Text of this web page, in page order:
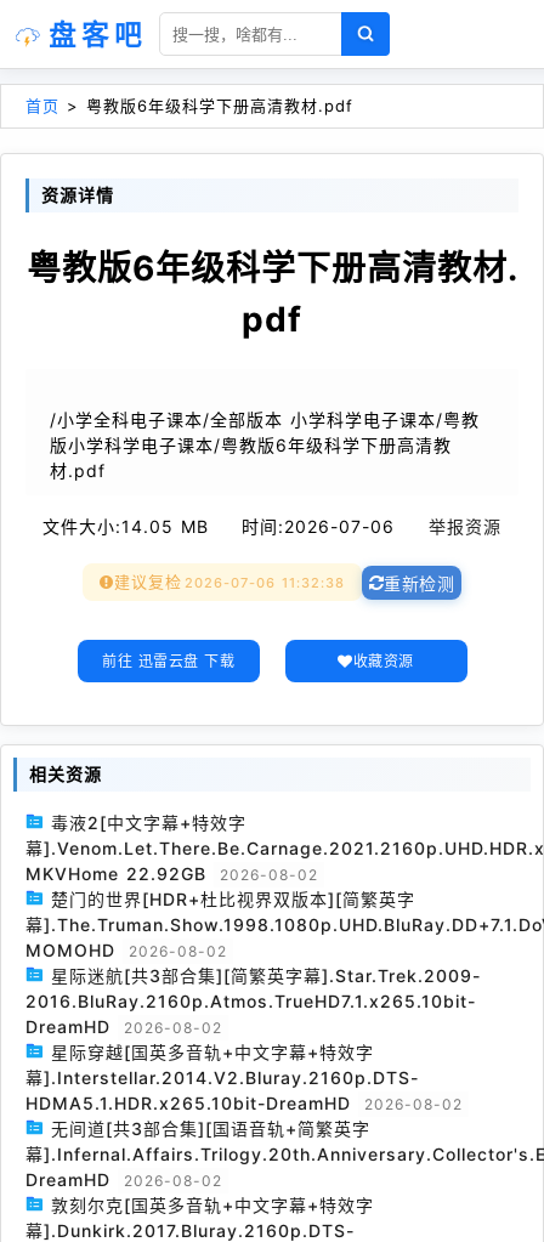
盘客吧
首页 > 粤教版6年级科学下册高清教材.pdf
资源详情
粤教版6年级科学下册高清教材.
pdf
/小学全科电子课本/全部版本 小学科学电子课本/粤教
版小学科学电子课本/粤教版6年级科学下册高清教
材.pdf
文件大小:14.05 MB 时间:2026-07-06 举报资源
建议复检 2026-07-06 11:32:38 重新检测
前往 迅雷云盘 下载 收藏资源
相关资源
毒液2[中文字幕+特效字
幕
MKVHome 22.92GB
2026-08-02
楚门的世界[HDR+杜比视界双版本][简繁英字
幕
MOMOHD
2026-08-02
星际迷航[共3部合集][简繁英字幕].Star.Trek.2009-
2016.BluRay.2160p.Atmos.TrueHD7.1.x265.10bit-
DreamHD
2026-08-02
星际穿越[国英多音轨+中文字幕+特效字
幕].Interstellar.2014.V2.Bluray.2160p.DTS-
HDMA5.1.HDR.x265.10bit-DreamHD
2026-08-02
无间道[共3部合集][国语音轨+简繁英字
幕
DreamHD
2026-08-02
敦刻尔克[国英多音轨+中文字幕+特效字
幕].Dunkirk.2017.Bluray.2160p.DTS-